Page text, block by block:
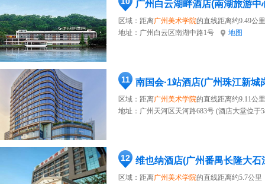
广州白云湖畔酒店(南湖旅游中
区域：距离广州美术学院的直线距离约9.49公里
地址： 广州白云区南湖中路1号 地图
11 南国会·1站酒店(广州珠江新城
区域：距离广州美术学院的直线距离约9.11公里
地址： 广州天河区天河路683号 (酒店大堂位于
12 维也纳酒店(广州番禺长隆大石
区域：距离广州美术学院的直线距离约5.7公里